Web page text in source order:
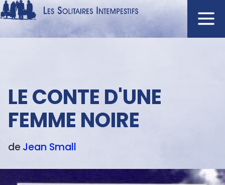
Aller
au
principal
Navigation
NOUVEAUTÉS
AUTEURS
À L'AFFICHE
CATALOGUE
CRITIQUES
texte
LE CONTE D'UNE
FEMME NOIRE
deJean Small